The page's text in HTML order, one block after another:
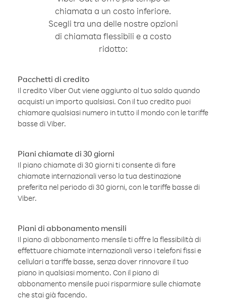
chiamata a un costo inferiore.
Scegli tra una delle nostre opzioni
di chiamata flessibili e a costo
ridotto:
Pacchetti di credito
Il credito Viber Out viene aggiunto al tuo saldo quando
acquisti un importo qualsiasi. Con il tuo credito puoi
chiamare qualsiasi numero in tutto il mondo con le tariffe
basse di Viber.
Piani chiamate di 30 giorni
Il piano chiamate di 30 giorni ti consente di fare
chiamate internazionali verso la tua destinazione
preferita nel periodo di 30 giorni, con le tariffe basse di
Viber.
Piani di abbonamento mensili
Il piano di abbonamento mensile ti offre la flessibilità di
effettuare chiamate internazionali verso i telefoni fissi e
cellulari a tariffe basse, senza dover rinnovare il tuo
piano in qualsiasi momento. Con il piano di
abbonamento mensile puoi risparmiare sulle chiamate
che stai già facendo.